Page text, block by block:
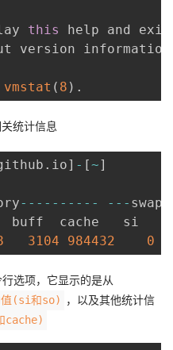
this
help and exit
version
vmstat ( 8 ) .
统计信息
. io] - [~]
-- -- -- -- -- -- - swap
buff  cache   si
3104 984432 0
选项，它显示的是从
值(si和so)
，以及其他统计信
cache)